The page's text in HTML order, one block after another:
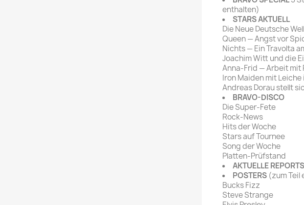
Bildzeitung
Frankfurter Allgemeine
Magazin
Frankfurter Illustrierte
enthalten)
STARS AKTUELL
Die Neue Deutsche
Queen — Angst vor
Nichts — Ein Travolta
Joachim Witt und die
Anna-Frid — Arbeit mit
Iron Maiden mit Leiche
Andreas Dorau stellt
BRAVO-DISCO
Die Super-Fete
Rock-News
Hits der Woche
Stars auf Tournee
Song der Woche
Platten-Prüfstand
AKTUELLE REPORTS
POSTERS (zum Teil
Bucks Fizz
Steve Strange